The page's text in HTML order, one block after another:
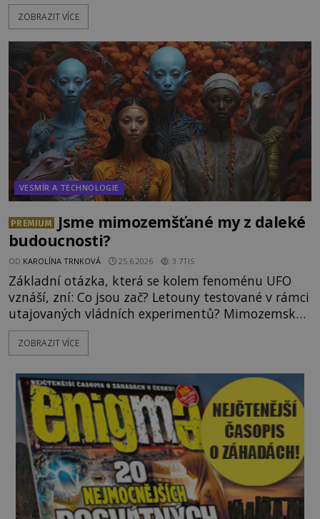
peruánském městečku Andahuaylillas nedaleko
legendárního Cuzca pomalu sestupuje z posvátné
Právě nalezl ostatky dvou mimozemšťanů! Vědci
nad nálezem kroutí hlavou. Už na
ZOBRAZIT VÍCE
VESMÍR A TECHNOLOGIE
PREMIUM
Jsme mimozemšťané my z daleké
budoucnosti?
OD KAROLÍNA TRNKOVÁ 25.6.2026 3.7TIS
Základní otázka, která se kolem fenoménu UFO
vznáší, zní: Co jsou zač? Letouny testované v rámci
utajovaných vládních experimentů? Mimozemské
vesmírné lodě plnící na Zemi nám neznámý úkol?
Skokani mezi dimenzemi, putující po mostech
možnostech již desítky let vzrušeně diskutují
vědci, ufologo
ZOBRAZIT VÍCE